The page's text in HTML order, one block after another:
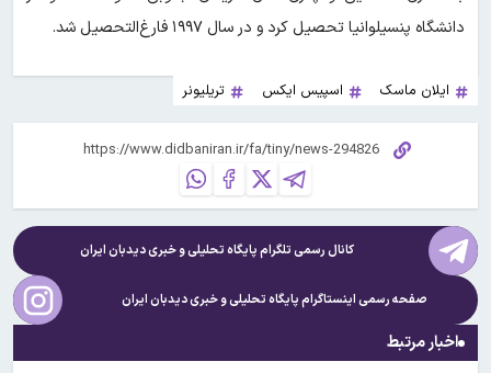
دانشگاه پنسیلوانیا تحصیل کرد و در سال ۱۹۹۷ فارغ‌التحصیل شد.
ایلان ماسک اسپیس ایکس تریلیونر
کانال رسمی تلگرام پایگاه تحلیلی و خبریدیدبان ایران
صفحه رسمی اینستاگرام پایگاه تحلیلی و خبریدیدبان ایران
اخبار مرتبط